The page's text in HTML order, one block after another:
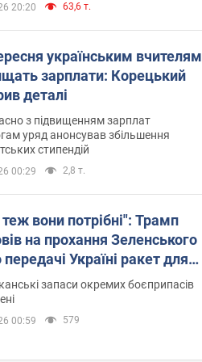
20:20 63,6 т.
українським вчителям
зарплати: Корецький
деталі
з підвищенням зарплат
уряд анонсував збільшення
стипендій
00:29 2,8 т.
вони потрібні": Трамп
на прохання Зеленського
Україні ракет для
запаси окремих боєприпасів
00:59 579